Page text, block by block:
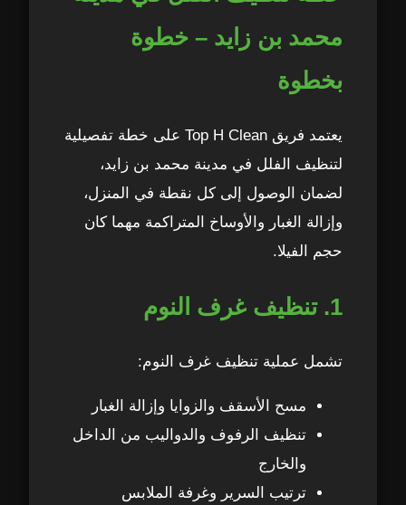
محمد بن زايد – خطوة
بخطوة
يعتمد فريق Top H Clean على خطة تفصيلية
لتنظيف الفلل في مدينة محمد بن زايد،
لضمان الوصول إلى كل نقطة في المنزل،
وإزالة الغبار والأوساخ المتراكمة مهما كان
حجم الفيلا.
1. تنظيف غرف النوم
تشمل عملية تنظيف غرف النوم:
مسح الأسقف والزوايا وإزالة الغبار
تنظيف الرفوف والدواليب من الداخل
والخارج
ترتيب السرير وغرفة الملابس